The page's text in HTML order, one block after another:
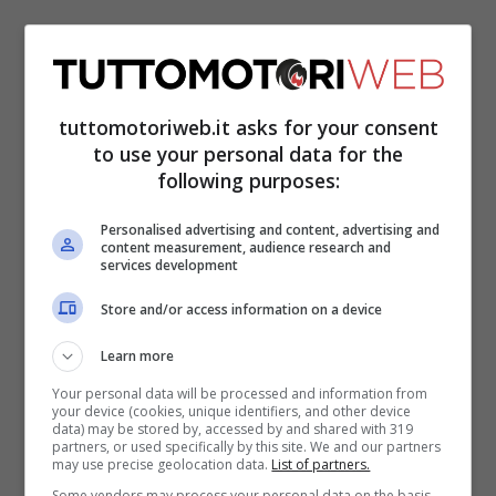
Il maiorchino si è aggiudicato il suo primo
titolo in classe regina con una gara di
anticipo, sul circuito di Valencia, ma non
ha nessuna intenzione di fermarsi o
accontentarsi. Aspetta il ritorno diMarc
Marquezper mettersi in gioco e misurarsi
con il più forte pilota di tutti i tempi. Ma
tuttomotoriweb.it asks for your consent
to use your personal data for the
following purposes:
Personalised advertising and content, advertising and
content measurement, audience research and
services development
Store and/or access information on a device
Learn more
Your personal data will be processed and information from
your device (cookies, unique identifiers, and other device
data) may be stored by, accessed by and shared with 319
partners, or used specifically by this site. We and our partners
may use precise geolocation data. List of partners.